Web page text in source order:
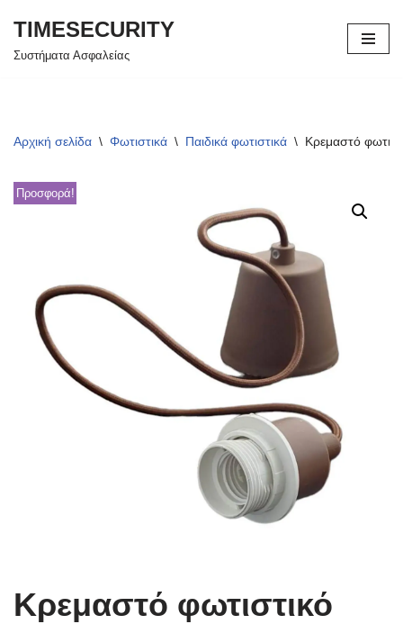
Μεταπηδήστε
TIMESECURITY
Συστήματα Ασφαλείας
Αρχική σελίδα \ Φωτιστικά \ Παιδικά φωτιστικά \ Κρεμαστό
Προσφορά!
Κρεμαστό φωτιστικό